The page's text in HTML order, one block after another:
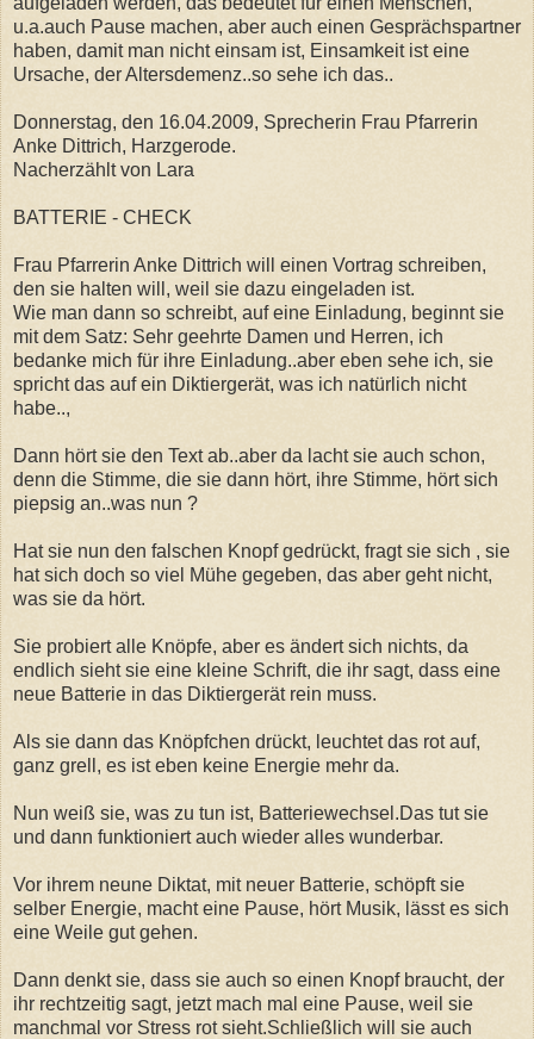
u.a.auch Pause machen, aber auch einen Gesprächspartner
haben, damit man nicht einsam ist, Einsamkeit ist eine
Ursache, der Altersdemenz..so sehe ich das..
Donnerstag, den 16.04.2009, Sprecherin Frau Pfarrerin
Anke Dittrich, Harzgerode.
Nacherzählt von Lara
BATTERIE - CHECK
Frau Pfarrerin Anke Dittrich will einen Vortrag schreiben,
den sie halten will, weil sie dazu eingeladen ist.
Wie man dann so schreibt, auf eine Einladung, beginnt sie
mit dem Satz: Sehr geehrte Damen und Herren, ich
bedanke mich für ihre Einladung..aber eben sehe ich, sie
spricht das auf ein Diktiergerät, was ich natürlich nicht
habe..,
Dann hört sie den Text ab..aber da lacht sie auch schon,
denn die Stimme, die sie dann hört, ihre Stimme, hört sich
piepsig an..was nun ?
Hat sie nun den falschen Knopf gedrückt, fragt sie sich , sie
hat sich doch so viel Mühe gegeben, das aber geht nicht,
was sie da hört.
Sie probiert alle Knöpfe, aber es ändert sich nichts, da
endlich sieht sie eine kleine Schrift, die ihr sagt, dass eine
neue Batterie in das Diktiergerät rein muss.
Als sie dann das Knöpfchen drückt, leuchtet das rot auf,
ganz grell, es ist eben keine Energie mehr da.
Nun weiß sie, was zu tun ist, Batteriewechsel.Das tut sie
und dann funktioniert auch wieder alles wunderbar.
Vor ihrem neune Diktat, mit neuer Batterie, schöpft sie
selber Energie, macht eine Pause, hört Musik, lässt es sich
eine Weile gut gehen.
Dann denkt sie, dass sie auch so einen Knopf braucht, der
ihr rechtzeitig sagt, jetzt mach mal eine Pause, weil sie
manchmal vor Stress rot sieht.Schließlich will sie auch